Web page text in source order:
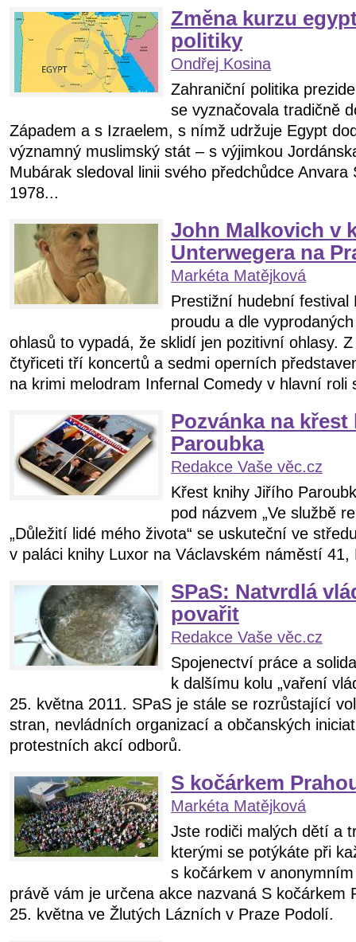
Změna kurzu
politiky
Ondřej Kosina
Zahraniční politika
se vyznačovala tradičně
Západem a s Izraelem, s nímž udržuje Egypt
významný muslimský stát – s výjimkou
Mubárak sledoval linii svého předchůdce
1978...
John Malkovich v
Unterwegera na
Markéta Matějková
Prestižní hudební festival
proudu a dle
ohlasů to vypadá, že sklidí jen pozitivní ohlasy.
čtyřiceti tří koncertů a sedmi operních
na krimi melodram Infernal Comedy v hlavní roli
Pozvánka na
Paroubka
Redakce Vaše věc.cz
Křest knihy Jiřího
pod názvem „Ve službě
„Důležití lidé mého života“ se uskuteční ve
v paláci knihy Luxor na Václavském náměstí 41,
SPaS: Natvrdlá
povařit
Redakce Vaše věc.cz
Spojenectví práce a
k dalšímu kolu „vaření
25. května 2011. SPaS je stále se rozrůstající
stran, nevládních organizací a občanských
protestních akcí odborů.
S kočárkem
Markéta Matějková
Jste rodiči malých dětí a
kterými se potýkáte při
s kočárkem v
právě vám je určena akce nazvaná S kočárkem
25. května ve Žlutých Lázních v Praze Podolí.